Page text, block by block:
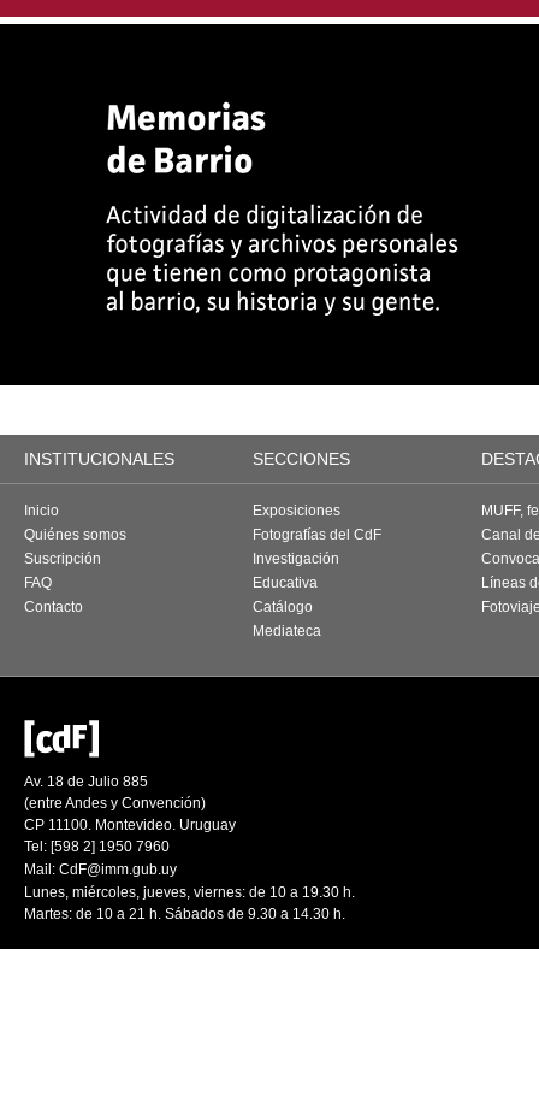
INSTITUCIONALES SECCIONES
Inicio
Quiénes somos
Suscripción
FAQ
Contacto
Exposiciones
Fotografías del CdF
Investigación
Educativa
Catálogo
Mediateca
MUFF,
Canal
Líneas
Av. 18 de Julio 885
(entre Andes y Convención)
CP 11100. Montevideo. Uruguay
Tel: [598 2] 1950 7960
Mail: CdF@imm.gub.uy
Lunes, miércoles, jueves, viernes: de 10 a 19.30 h.
Martes: de 10 a 21 h. Sábados de 9.30 a 14.30 h.